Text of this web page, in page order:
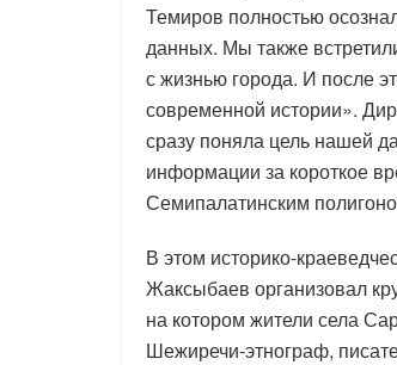
Темиров полностью
данных. Мы также
с жизнью города. И после
современной истории».
сразу поняла цель нашей
информации за короткое
Семипалатинским
В этом историко-
Жаксыбаев организовал
на котором жители села
Шежиречи-этнограф,